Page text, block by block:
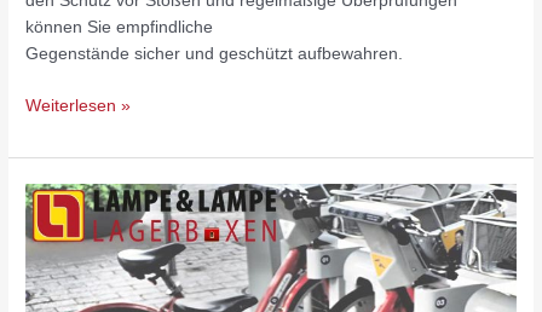
können Sie empfindliche
Gegenstände sicher und geschützt aufbewahren.
Weiterlesen »
Vorteile
von
Self-
Storage
gegenüber